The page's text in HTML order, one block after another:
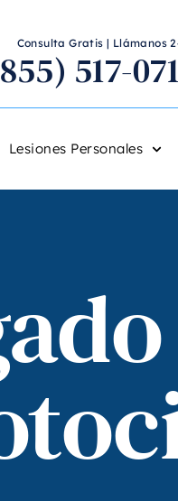
Consulta Gratis | Llámanos
517-
Lesiones Personales